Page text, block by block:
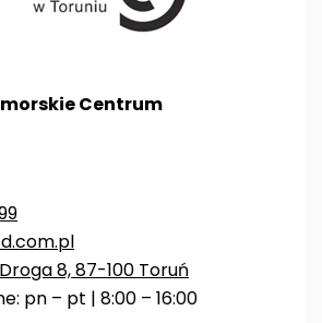
Centrum
8, 87-100 Toruń
pn – pt | 8:00 – 16:00